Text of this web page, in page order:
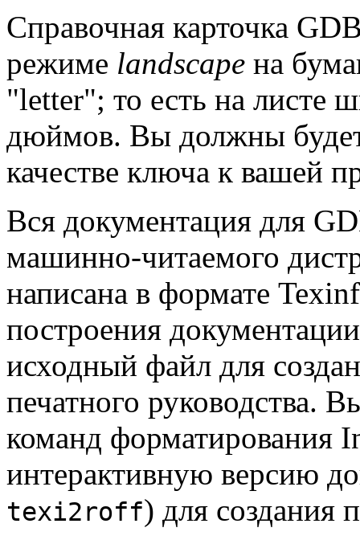
Справочная карточка
режиме landscape на
"letter"; то есть на листе
дюймов. Вы должны
качестве ключа к вашей
Вся документация для
машинно-читаемого
написана в формате
построения
исходный файл для
печатного руководства.
команд форматирования
интерактивную версию
texi2roff) для создания